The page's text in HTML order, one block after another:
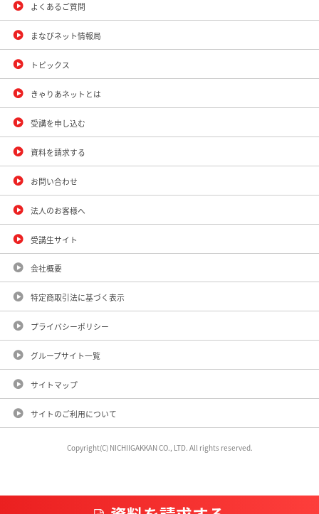
よくあるご質問
まなびネット情報局
トピックス
きゃりあネットとは
受講を申し込む
資料を請求する
お問い合わせ
法人のお客様へ
受講生サイト
会社概要
特定商取引法に基づく表示
プライバシーポリシー
グループサイト一覧
サイトマップ
サイトのご利用について
Copyright(C) NICHIIGAKKAN CO., LTD. All rights reserved.